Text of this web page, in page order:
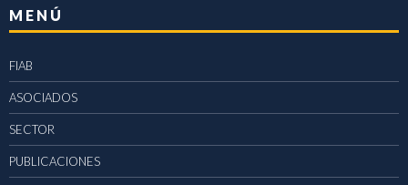
MENÚ
FIAB
ASOCIADOS
SECTOR
PUBLICACIONES